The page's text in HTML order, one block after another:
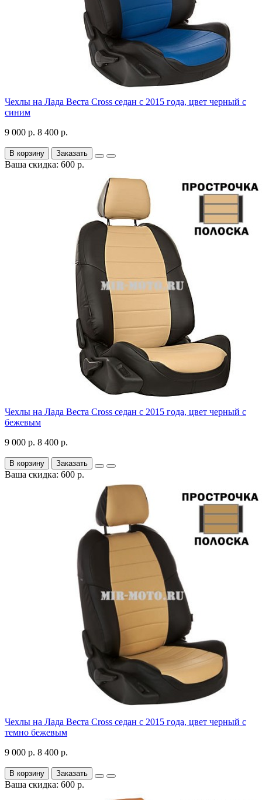
Чехлы на Лада Веста Cross седан с 2015 года, цвет черный с
синим
9 000 р. 8 400 р.
В корзину Заказать
Ваша скидка: 600 р.
Чехлы на Лада Веста Cross седан с 2015 года, цвет черный с
бежевым
9 000 р. 8 400 р.
В корзину Заказать
Ваша скидка: 600 р.
Чехлы на Лада Веста Cross седан с 2015 года, цвет черный с
темно бежевым
9 000 р. 8 400 р.
В корзину Заказать
Ваша скидка: 600 р.